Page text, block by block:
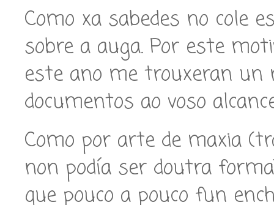
Como xa sabedes no cole
sobre a auga. Por este
este ano me trouxeran un
documentos ao voso
Como por arte de maxia
non podía ser doutra
que pouco a pouco fun